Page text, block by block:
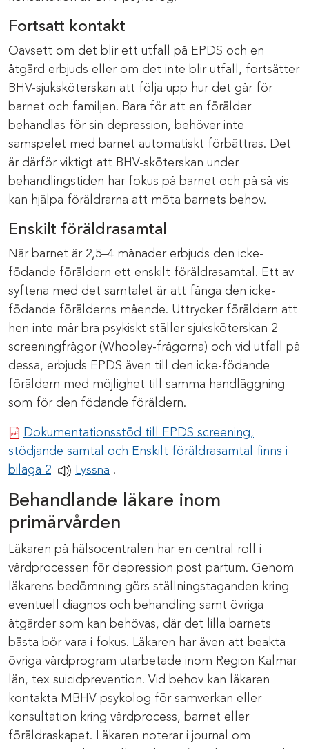
Fortsatt kontakt
Oavsett om det blir ett utfall på EPDS och en
åtgärd erbjuds eller om det inte blir utfall, fortsätter
BHV-sjuksköterskan att följa upp hur det går för
barnet och familjen. Bara för att en förälder
behandlas för sin depression, behöver inte
samspelet med barnet automatiskt förbättras. Det
är därför viktigt att BHV-sköterskan under
behandlingstiden har fokus på barnet och på så vis
kan hjälpa föräldrarna att möta barnets behov.
Enskilt föräldrasamtal
När barnet är 2,5–4 månader erbjuds den icke-
födande föräldern ett enskilt föräldrasamtal. Ett av
syftena med det samtalet är att fånga den icke-
födande förälderns mående. Uttrycker föräldern att
hen inte mår bra psykiskt ställer sjuksköterskan 2
screeningfrågor (Whooley-frågorna) och vid utfall på
dessa, erbjuds EPDS även till den icke-födande
föräldern med möjlighet till samma handläggning
som för den födande föräldern.
Dokumentationsstöd till EPDS screening,
stödjande samtal och Enskilt föräldrasamtal finns i
bilaga 2Pdf-dokument
Lyssna .
Behandlande läkare inom
primärvården
Läkaren på hälsocentralen har en central roll i
vårdprocessen för depression post partum. Genom
läkarens bedömning görs ställningstaganden kring
eventuell diagnos och behandling samt övriga
åtgärder som kan behövas, där det lilla barnets
bästa bör vara i fokus. Läkaren har även att beakta
övriga vårdprogram utarbetade inom Region Kalmar
län, tex suicidprevention. Vid behov kan läkaren
kontakta MBHV psykolog för samverkan eller
konsultation kring vårdprocess, barnet eller
föräldraskapet. Läkaren noterar i journal om